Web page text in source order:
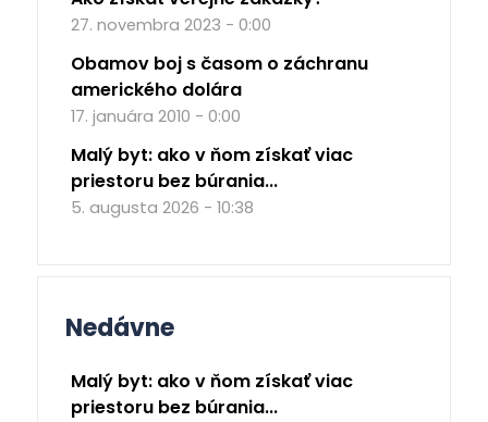
27. novembra 2023 - 0:00
Obamov boj s časom o záchranu
amerického dolára
17. januára 2010 - 0:00
Malý byt: ako v ňom získať viac
priestoru bez búrania...
5. augusta 2026 - 10:38
Nedávne
Malý byt: ako v ňom získať viac
priestoru bez búrania...